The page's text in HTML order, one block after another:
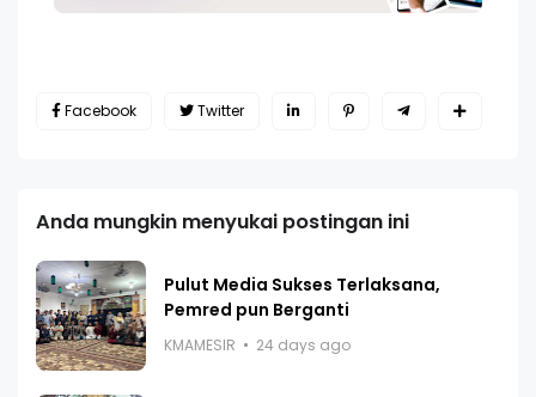
Facebook Twitter
Anda mungkin menyukai postingan ini
Pulut Media Sukses Terlaksana,
Pemred pun Berganti
KMAMESIR 24 days ago